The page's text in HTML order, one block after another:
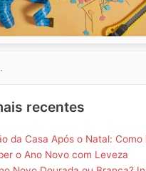
recentes
da Casa Após o Natal:
o Ano Novo com Leveza